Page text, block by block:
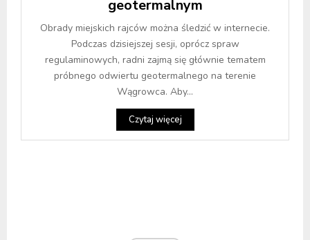
geotermalnym
Obrady miejskich rajców można śledzić w internecie.
Podczas dzisiejszej sesji, oprócz spraw
regulaminowych, radni zajmą się głównie tematem
próbnego odwiertu geotermalnego na terenie
Wągrowca. Aby...
Czytaj więcej